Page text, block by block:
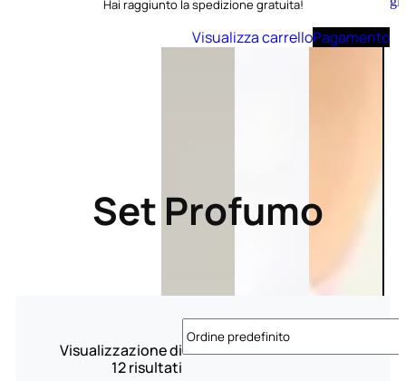
carrello
Hai raggiunto la spedizione gratuita!
Visualizza carrelloPagamento
Set Profumo
Visualizzazione di
12 risultati